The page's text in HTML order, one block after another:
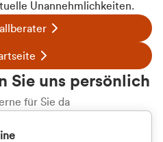
Unannehmlichkeiten.
Sie uns persönlich
für Sie da